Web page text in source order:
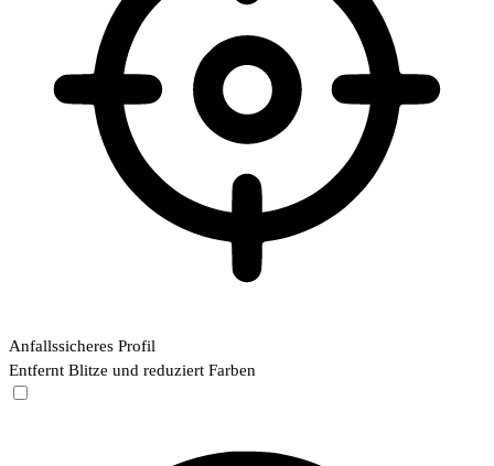
Anfallssicheres Profil
Entfernt Blitze und reduziert Farben